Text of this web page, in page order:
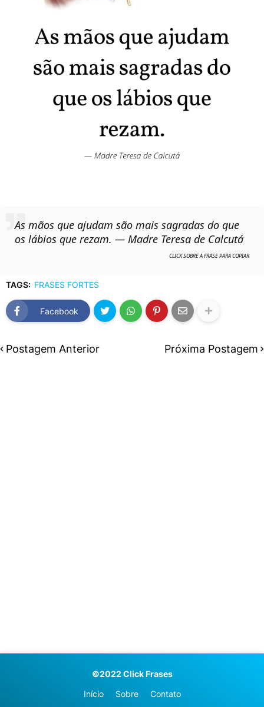
As mãos que ajudam são mais sagradas do que
os lábios que rezam. — Madre Teresa de Calcutá
TAGS: FRASES FORTES
Facebook
Postagem Anterior Próxima Postagem
©2022 Click Frases
Início
Sobre Contato